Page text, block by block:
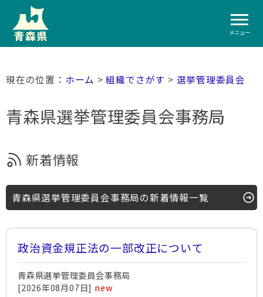
メニュー
ホーム >組織でさがす > 選挙管理委員会
青森県選挙管理委員会事務局
新着情報
青森県選挙管理委員会事務局の新着情報一覧
政治資金規正法の一部改正について
青森県選挙管理委員会事務局
[2026年08月07日] new